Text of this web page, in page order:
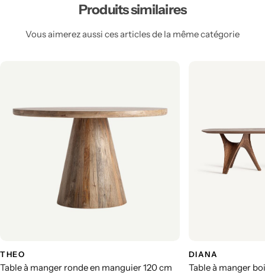
Produits similaires
Vous aimerez aussi ces articles de la même catégorie
THEO
Table à manger ronde en manguier 120 cm
DIANA
Table à manger